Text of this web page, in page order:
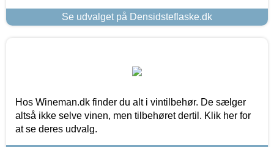
Se udvalget på Densidsteflaske.dk
Hos Wineman.dk finder du alt i vintilbehør. De sælger
altså ikke selve vinen, men tilbehøret dertil. Klik her for
at se deres udvalg.